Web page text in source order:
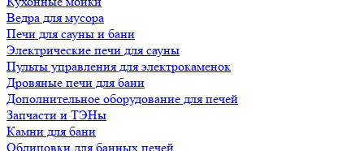
Ведра для мусора
Печи для сауны и бани
Электрические печи для сауны
Пульты управления для электрокаменок
Дровяные печи для бани
Дополнительное оборудование для печей
Запчасти и ТЭНы
Камни для бани
Облицовки для банных печей